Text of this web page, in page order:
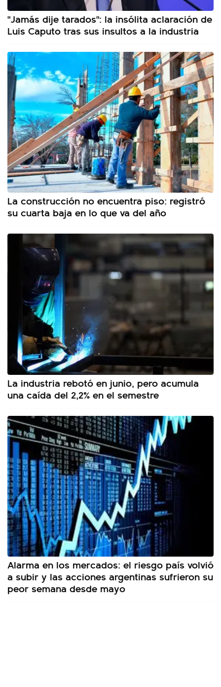
"Jamás dije tarados": la insólita aclaración de
Luis Caputo tras sus insultos a la industria
La construcción no encuentra piso: registró
su cuarta baja en lo que va del año
La industria rebotó en junio, pero acumula
una caída del 2,2% en el semestre
Alarma en los mercados: el riesgo país volvió
a subir y las acciones argentinas sufrieron su
peor semana desde mayo